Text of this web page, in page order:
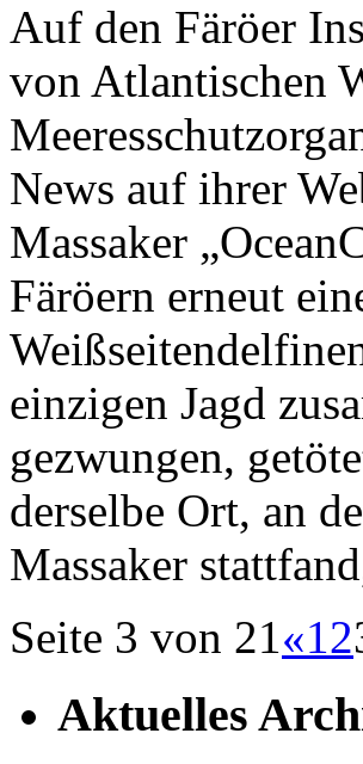
Auf den Färöer
von Atlantischen
News auf ihrer
Massaker
Färöern erneut
einzigen Jagd
gezwungen,
derselbe Ort, an
Massaker
Seite 3 von 21«12
Aktuelles